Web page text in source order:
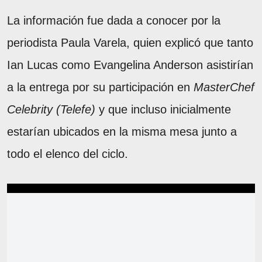
La información fue dada a conocer por la
periodista Paula Varela, quien explicó que tanto
Ian Lucas como Evangelina Anderson asistirían
a la entrega por su participación en MasterChef
Celebrity (Telefe) y que incluso inicialmente
estarían ubicados en la misma mesa junto a
todo el elenco del ciclo.